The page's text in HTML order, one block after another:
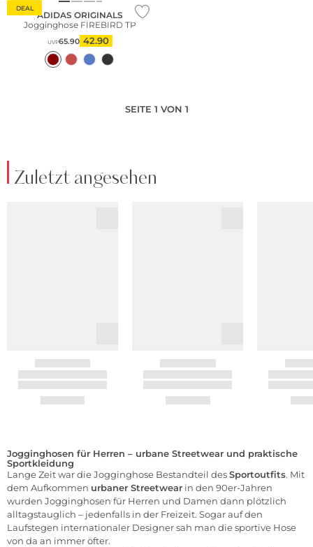
DEAL
ADIDAS ORIGINALS
Jogginghose FIREBIRD TP
UVP65.90 42.90
SEITE 1 VON 1
Zuletzt angesehen
Jogginghosen für Herren – urbane Streetwear und praktische
Sportkleidung
Lange Zeit war die Jogginghose Bestandteil desSportoutfits. Mit
dem Aufkommen urbaner Streetwear in den 90er-Jahren
wurden Jogginghosen für Herren und Damen dann plötzlich
alltagstauglich – jedenfalls in der Freizeit. Sogar auf den
Laufstegen internationaler Designer sah man die sportive Hose
von da an immer öfter.